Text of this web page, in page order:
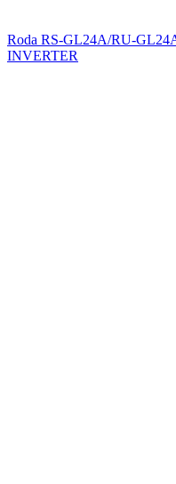
Roda RS-GL24A/RU-
INVERTER